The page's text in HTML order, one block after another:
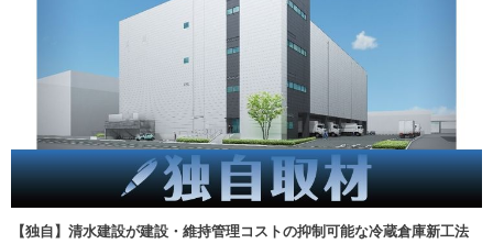
【独自】清水建設が建設・維持管理コストの抑制可能な冷蔵倉庫新工法